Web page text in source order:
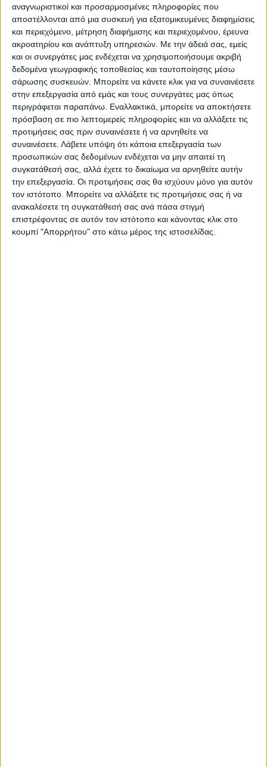
αναγνωριστικοί και προσαρμοσμένες πληροφορίες που
αποστέλλονται από μια συσκευή για εξατομικευμένες διαφημίσεις
και περιεχόμενο, μέτρηση διαφήμισης και περιεχομένου, έρευνα
ακροατηρίου και ανάπτυξη υπηρεσιών. Με την άδειά σας, εμείς
και οι συνεργάτες μας ενδέχεται να χρησιμοποιήσουμε ακριβή
δεδομένα γεωγραφικής τοποθεσίας και ταυτοποίησης μέσω
σάρωσης συσκευών. Μπορείτε να κάνετε κλικ για να συναινέσετε
στην επεξεργασία από εμάς και τους συνεργάτες μας όπως
περιγράφεται παραπάνω. Εναλλακτικά, μπορείτε να αποκτήσετε
πρόσβαση σε πιο λεπτομερείς πληροφορίες και να αλλάξετε τις
προτιμήσεις σας πριν συναινέσετε ή να αρνηθείτε να
συναινέσετε. Λάβετε υπόψη ότι κάποια επεξεργασία των
προσωπικών σας δεδομένων ενδέχεται να μην απαιτεί τη
συγκατάθεσή σας, αλλά έχετε το δικαίωμα να αρνηθείτε αυτήν
την επεξεργασία. Οι προτιμήσεις σας θα ισχύουν μόνο για αυτόν
τον ιστότοπο. Μπορείτε να αλλάξετε τις προτιμήσεις σας ή να
ανακαλέσετε τη συγκατάθεσή σας ανά πάσα στιγμή
επιστρέφοντας σε αυτόν τον ιστότοπο και κάνοντας κλικ στο
κουμπί "Απορρήτου" στο κάτω μέρος της ιστοσελίδας.